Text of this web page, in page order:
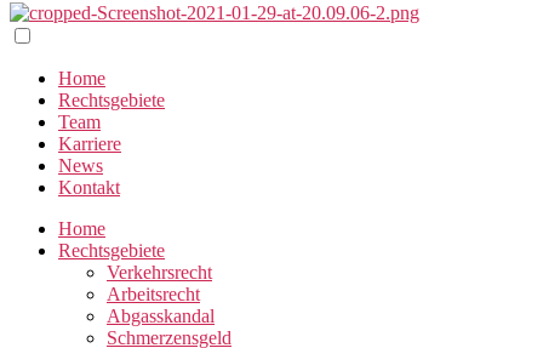
Home
Rechtsgebiete
Team
Karriere
News
Kontakt
Home
Rechtsgebiete
Verkehrsrecht
Arbeitsrecht
Abgasskandal
Schmerzensgeld